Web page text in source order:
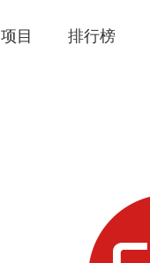
项目 排行榜